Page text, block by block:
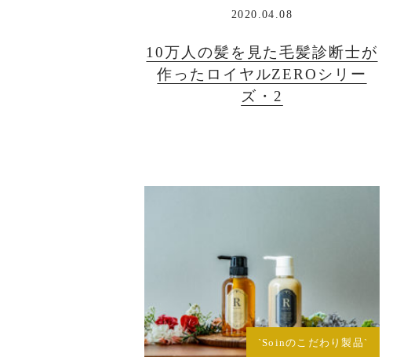
2020.04.08
10万人の髪を見た毛髪診断士が
作ったロイヤルZEROシリー
ズ・2
`Soinのこだわり製品`